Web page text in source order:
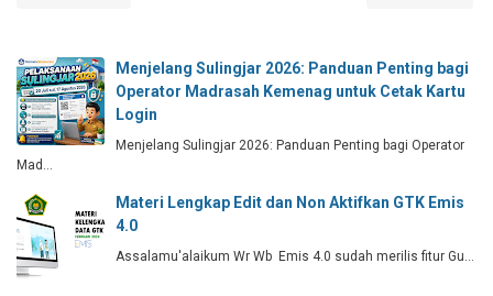
Menjelang Sulingjar 2026: Panduan Penting bagi
Operator Madrasah Kemenag untuk Cetak Kartu
Login
Menjelang Sulingjar 2026: Panduan Penting bagi Operator
Mad…
Materi Lengkap Edit dan Non Aktifkan GTK Emis
4.0
Assalamu'alaikum Wr Wb Emis 4.0 sudah merilis fitur Gu…